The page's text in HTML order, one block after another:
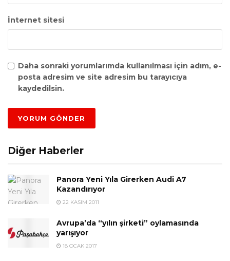
İnternet sitesi
Daha sonraki yorumlarımda kullanılması için adım, e-
posta adresim ve site adresim bu tarayıcıya
kaydedilsin.
Diğer Haberler
Panora Yeni Yıla Girerken Audi A7
Kazandırıyor
22 KASIM 2011
Avrupa’da “yılın şirketi” oylamasında
yarışıyor
18 OCAK 2017